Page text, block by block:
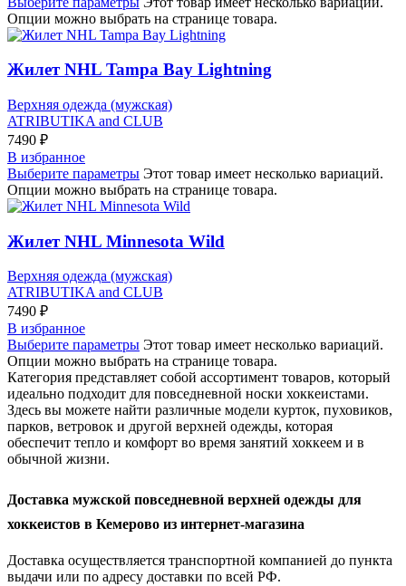
Опции можно выбрать на странице товара.
Жилет NHL Tampa Bay Lightning
Верхняя одежда (мужская)
ATRIBUTIKA and CLUB
7490 ₽
В избранное
Выберите параметры Этот товар имеет несколько вариаций.
Опции можно выбрать на странице товара.
Жилет NHL Minnesota Wild
Верхняя одежда (мужская)
ATRIBUTIKA and CLUB
7490 ₽
В избранное
Выберите параметры Этот товар имеет несколько вариаций.
Опции можно выбрать на странице товара.
Категория представляет собой ассортимент товаров, который
идеально подходит для повседневной носки хоккеистами.
Здесь вы можете найти различные модели курток, пуховиков,
парков, ветровок и другой верхней одежды, которая
обеспечит тепло и комфорт во время занятий хоккеем и в
обычной жизни.
Доставка мужской повседневной верхней одежды для
хоккеистов в Кемерово из интернет-магазина
Доставка осуществляется транспортной компанией до пункта
выдачи или по адресу доставки по всей РФ.